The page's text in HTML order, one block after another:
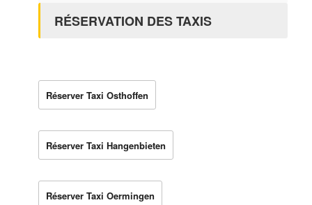
RÉSERVATION DES TAXIS
Réserver Taxi Osthoffen
Réserver Taxi Hangenbieten
Réserver Taxi Oermingen